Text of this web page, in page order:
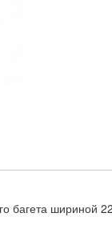
багета